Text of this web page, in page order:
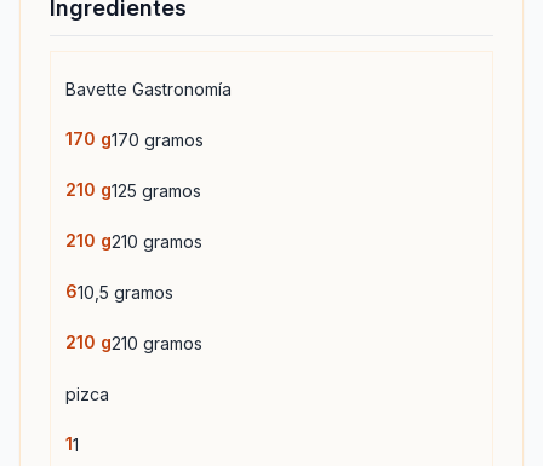
Ingredientes
Bavette Gastronomía
170 g170 gramos
210 g125 gramos
210 g210 gramos
610,5 gramos
210 g210 gramos
pizca
11